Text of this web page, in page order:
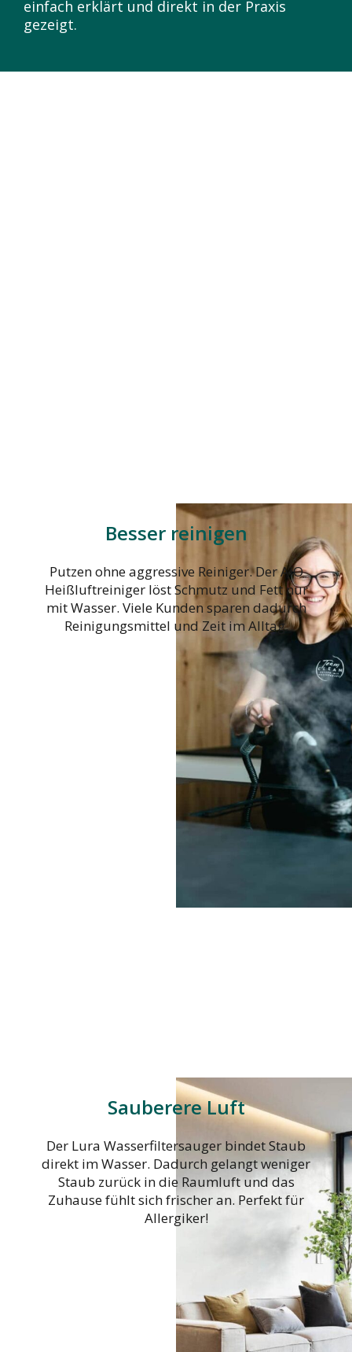
einfach erklärt und direkt in der Praxis
gezeigt.
Besser reinigen
Putzen ohne aggressive Reiniger. Der AIO
Heißluftreiniger löst Schmutz und Fett nur
mit Wasser. Viele Kunden sparen dadurch
Reinigungsmittel und Zeit im Alltag.
Sauberere Luft
Der Lura Wasserfiltersauger bindet Staub
direkt im Wasser. Dadurch gelangt weniger
Staub zurück in die Raumluft und das
Zuhause fühlt sich frischer an. Perfekt für
Allergiker!